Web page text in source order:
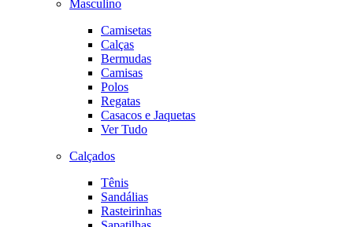
Masculino
Camisetas
Calças
Bermudas
Camisas
Polos
Regatas
Casacos e Jaquetas
Ver Tudo
Calçados
Tênis
Sandálias
Rasteirinhas